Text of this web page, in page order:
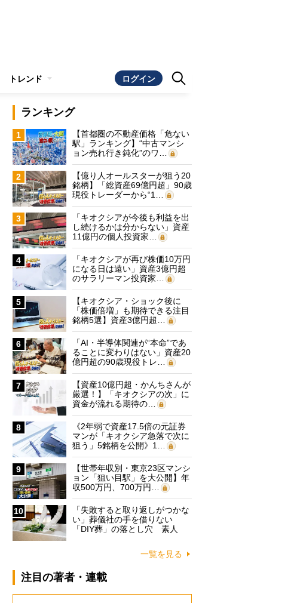
トレンド ログイン
ランキング
1
【首都圏の不動産価格「危ない
駅」ランキング】“中古マンシ
ョン売れ行き鈍化”のワ…
2
【億り人オールスターが狙う20
銘柄】「総資産69億円超」90歳
現役トレーダーから“1…
3
「キオクシアが今後も利益を出
し続けるかは分からない」資産
11億円の個人投資家…
4
「キオクシアが再び株価10万円
になる日は遠い」資産3億円超
のサラリーマン投資家…
5
【キオクシア・ショック後に
「株価倍増」も期待できる注目
銘柄5選】資産3億円超…
6
「AI・半導体関連が“本命”であ
ることに変わりはない」資産20
億円超の90歳現役トレ…
7
【資産10億円超・かんちさんが
厳選！】「キオクシアの次」に
資金が流れる期待の…
8
《2年弱で資産17.5倍の元証券
マンが「キオクシア急落で次に
狙う」5銘柄を公開》1…
9
【世帯年収別・東京23区マンシ
ョン「狙い目駅」を大公開】年
収500万円、700万円…
10
「失敗すると取り返しがつかな
い」葬儀社の手を借りない
「DIY葬」の落とし穴 素人
一覧を見る
注目の著者・連載